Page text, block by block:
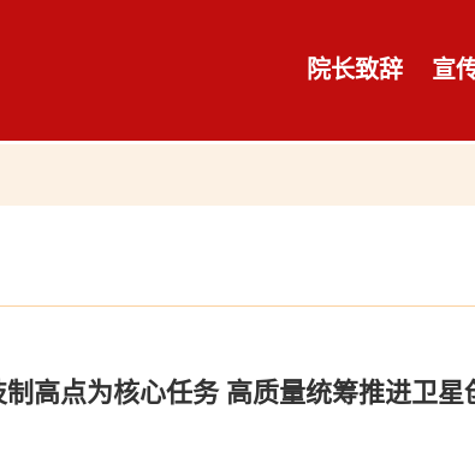
院长致辞 宣
高点为核心任务 高质量统筹推进卫